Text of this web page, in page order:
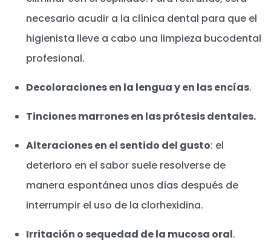
necesario acudir a la clínica dental para que el
higienista lleve a cabo una limpieza bucodental
profesional.
Decoloraciones en la lengua y en las encías.
Tinciones marrones en las prótesis dentales.
Alteraciones en el sentido del gusto: el
deterioro en el sabor suele resolverse de
manera espontánea unos días después de
interrumpir el uso de la clorhexidina.
Irritación o sequedad de la mucosa oral.